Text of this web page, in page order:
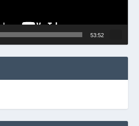
53:52